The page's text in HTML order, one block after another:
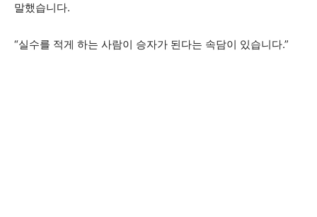
말했습니다.
“실수를 적게 하는 사람이 승자가 된다는 속담이 있습니다.”